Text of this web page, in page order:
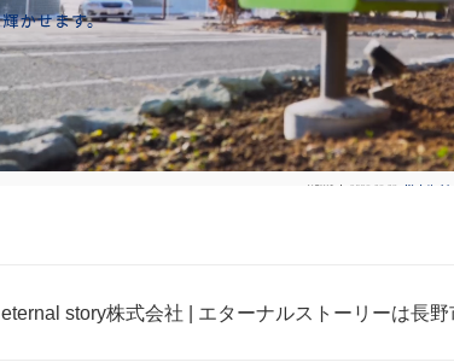
eternal story株式会社 | エターナルストーリーは長